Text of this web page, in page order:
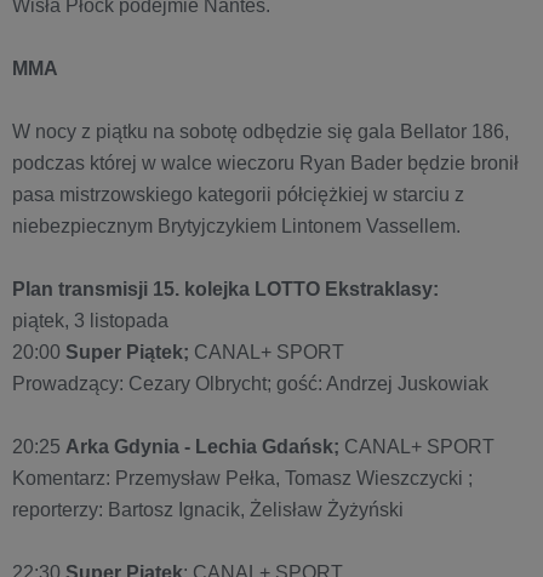
Wisła Płock podejmie Nantes.
MMA
W nocy z piątku na sobotę odbędzie się gala Bellator 186,
podczas której w walce wieczoru Ryan Bader będzie bronił
pasa mistrzowskiego kategorii półciężkiej w starciu z
niebezpiecznym Brytyjczykiem Lintonem Vassellem.
Plan transmisji 15. kolejka LOTTO Ekstraklasy:
piątek, 3 listopada
20:00 Super Piątek; CANAL+ SPORT
Prowadzący: Cezary Olbrycht; gość: Andrzej Juskowiak
20:25 Arka Gdynia - Lechia Gdańsk; CANAL+ SPORT
Komentarz: Przemysław Pełka, Tomasz Wieszczycki ;
reporterzy: Bartosz Ignacik, Żelisław Żyżyński
22:30 Super Piątek; CANAL+ SPORT